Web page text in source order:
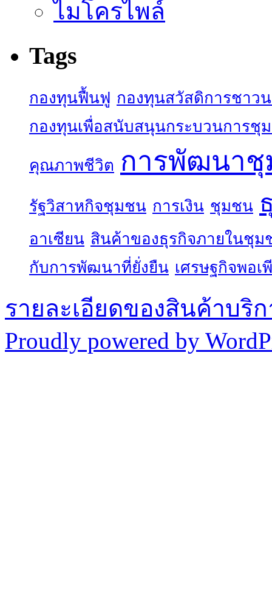
ไมโครไพล์
Tags
กองทุนฟื้นฟู กองทุนสวัสดิการชาว
กองทุนเพื่อสนับสนุนกระบวนการชุ
คุณภาพชีวิต การพัฒนา
รัฐวิสาหกิจชุมชน การเงิน ชุมชน
อาเซียน สินค้าของธุรกิจภายในชุม
กับการพัฒนาที่ยั่งยืน เศรษฐกิจพอเ
รายละเอียดของสินค้าบ
Proudly powered by